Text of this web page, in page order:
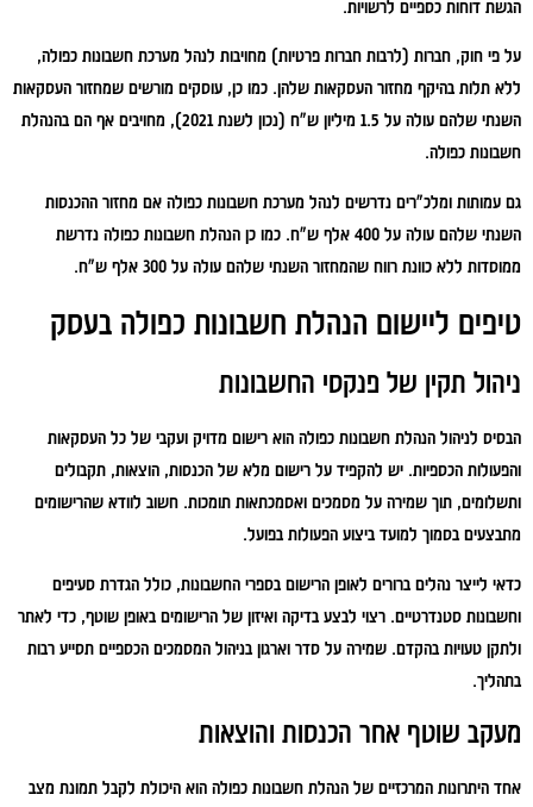
הגשת דוחות כספיים לרשויות.
על פי חוק, חברות (לרבות חברות פרטיות) מחויבות לנהל מערכת חשבונות כפולה,
ללא תלות בהיקף מחזור העסקאות שלהן. כמו כן, עוסקים מורשים שמחזור העסקאות
השנתי שלהם עולה על 1.5 מיליון ש"ח (נכון לשנת 2021), מחויבים אף הם בהנהלת
חשבונות כפולה.
גם עמותות ומלכ"רים נדרשים לנהל מערכת חשבונות כפולה אם מחזור ההכנסות
השנתי שלהם עולה על 400 אלף ש"ח. כמו כן הנהלת חשבונות כפולה נדרשת
ממוסדות ללא כוונת רווח שהמחזור השנתי שלהם עולה על 300 אלף ש"ח.
טיפים ליישום הנהלת חשבונות כפולה בעסק
ניהול תקין של פנקסי החשבונות
הבסיס לניהול הנהלת חשבונות כפולה הוא רישום מדויק ועקבי של כל העסקאות
והפעולות הכספיות. יש להקפיד על רישום מלא של הכנסות, הוצאות, תקבולים
ותשלומים, תוך שמירה על מסמכים ואסמכתאות תומכות. חשוב לוודא שהרישומים
מתבצעים בסמוך למועד ביצוע הפעולות בפועל.
כדאי לייצר נהלים ברורים לאופן הרישום בספרי החשבונות, כולל הגדרת סעיפים
וחשבונות סטנדרטיים. רצוי לבצע בדיקה ואיזון של הרישומים באופן שוטף, כדי לאתר
ולתקן טעויות בהקדם. שמירה על סדר וארגון בניהול המסמכים הכספיים תסייע רבות
בתהליך.
מעקב שוטף אחר הכנסות והוצאות
אחד היתרונות המרכזיים של הנהלת חשבונות כפולה הוא היכולת לקבל תמונת מצב